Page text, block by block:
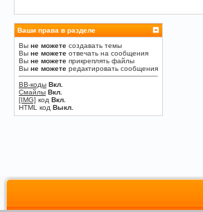
Ваши права в разделе
Вы не можете создавать темы
Вы не можете отвечать на сообщения
Вы не можете прикреплять файлы
Вы не можете редактировать сообщения
BB-коды Вкл.
Смайлы Вкл.
[IMG] код Вкл.
HTML код Выкл.